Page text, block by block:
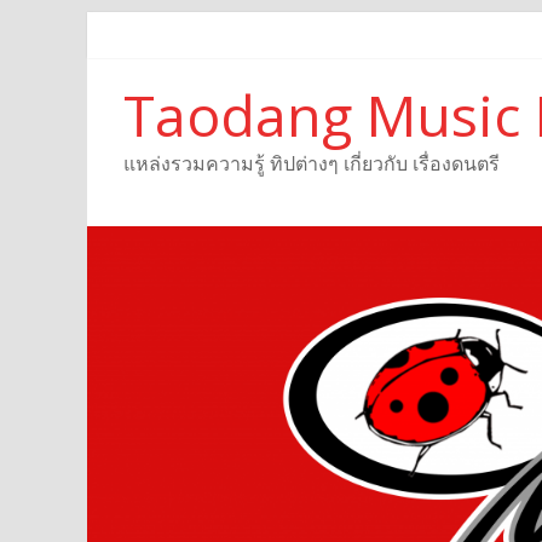
Taodang Music
แหล่งรวมความรู้ ทิปต่างๆ เกี่ยวกับ เรื่องดนตรี